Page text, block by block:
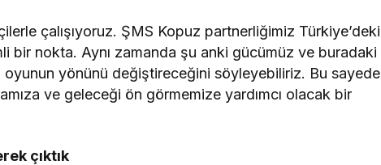
çalışıyoruz. ŞMS Kopuz partnerliğimiz Türkiye’deki
bir nokta. Aynı zamanda şu anki gücümüz ve buradaki
oyunun yönünü değiştireceğini söyleyebiliriz. Bu sayede
ve geleceği ön görmemize yardımcı olacak bir
çıktık